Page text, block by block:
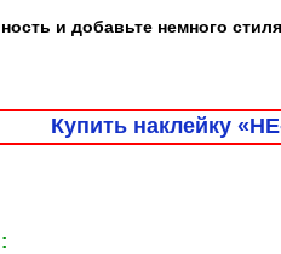
и добавьте немного
Купить наклейку